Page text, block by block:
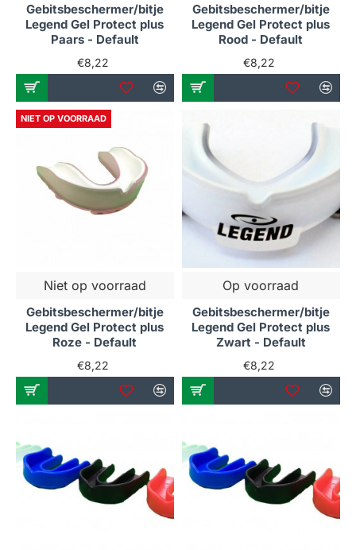
Gebitsbeschermer/bitje
Legend Gel Protect plus
Paars - Default
€8,22
Gebitsbeschermer/bitje
Legend Gel Protect plus
Rood - Default
€8,22
NIET OP VOORRAAD
Niet op voorraad
Gebitsbeschermer/bitje
Legend Gel Protect plus
Roze - Default
€8,22
Op voorraad
Gebitsbeschermer/bitje
Legend Gel Protect plus
Zwart - Default
€8,22